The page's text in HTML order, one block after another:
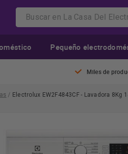
Pequeño
Miles de
/ Electrolux EW2F4843CF - Lavadora 8Kg